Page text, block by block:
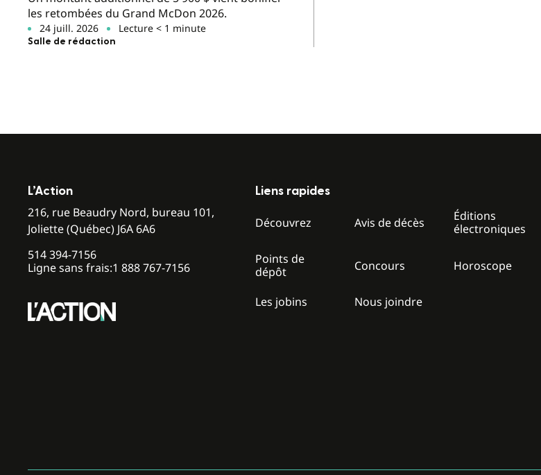
les retombées du Grand McDon 2026.
24 juill. 2026 Lecture < 1 minute
Salle de rédaction
L’Action
216, rue Beaudry Nord, bureau 101,
Joliette (Québec) J6A 6A6
514 394-7156
Ligne sans frais:1 888 767-7156
Liens rapides
Découvrez Avis de décès
Éditions
électroniques
Points de
dépôt
Concours Horoscope
Les jobins Nous joindre